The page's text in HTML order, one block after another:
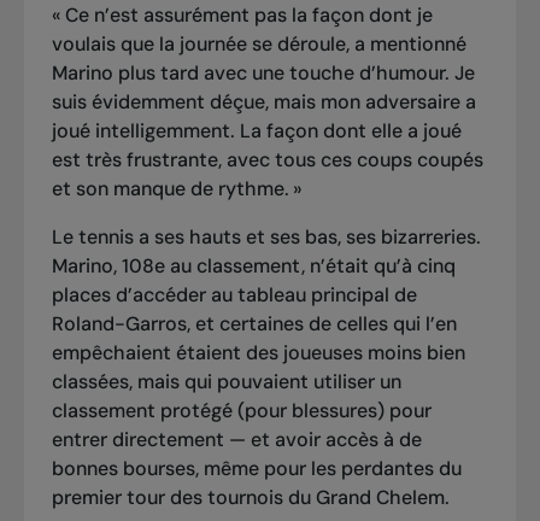
« Ce n’est assurément pas la façon dont je
voulais que la journée se déroule, a mentionné
Marino plus tard avec une touche d’humour. Je
suis évidemment déçue, mais mon adversaire a
joué intelligemment. La façon dont elle a joué
est très frustrante, avec tous ces coups coupés
et son manque de rythme. »
Le tennis a ses hauts et ses bas, ses bizarreries.
Marino, 108e au classement, n’était qu’à cinq
places d’accéder au tableau principal de
Roland-Garros, et certaines de celles qui l’en
empêchaient étaient des joueuses moins bien
classées, mais qui pouvaient utiliser un
classement protégé (pour blessures) pour
entrer directement — et avoir accès à de
bonnes bourses, même pour les perdantes du
premier tour des tournois du Grand Chelem.